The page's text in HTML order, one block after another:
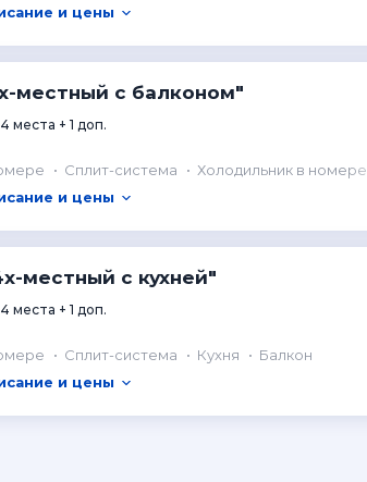
и цены
местный с балконом"
4 места + 1 доп.
Сплит-система Холодильник в номере
и цены
местный с кухней"
4 места + 1 доп.
Сплит-система Кухня
Балкон
и цены